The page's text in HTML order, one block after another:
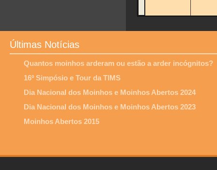
Últimas Notícias
Quantos moinhos arderam ou estão a arder incógnitos?
16º Simpósio e Tour da TIMS
Dia Nacional dos Moinhos e Moinhos Abertos 2024
Dia Nacional dos Moinhos e Moinhos Abertos 2023
Moinhos Abertos 2015